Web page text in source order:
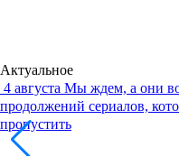
Актуальное
4 августа Мы ждем, а они
продолжений сериалов,
пропустить